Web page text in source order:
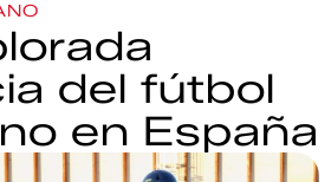
del fútbol
en España